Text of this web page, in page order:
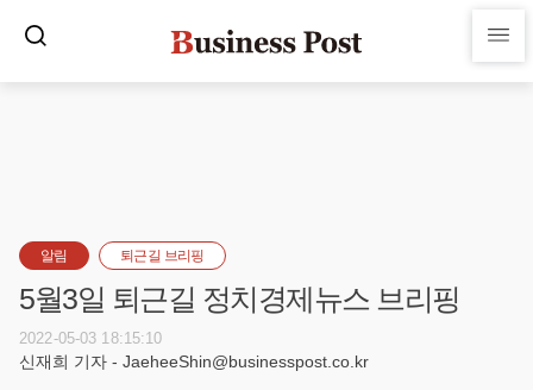
알림 퇴근길 브리핑
5월3일 퇴근길 정치경제뉴스 브리핑
2022-05-03 18:15:10
신재희 기자 - JaeheeShin@businesspost.co.kr